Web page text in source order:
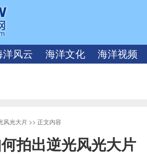
洋风云 海洋文化 海洋视频
风光大片 >> 正文内容
拍出逆光风光大片